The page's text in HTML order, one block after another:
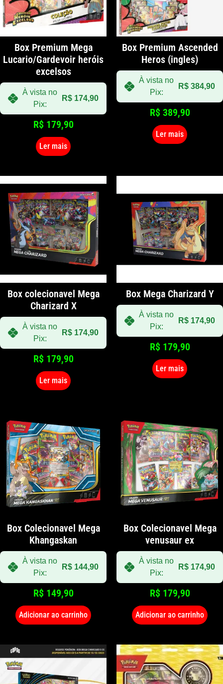
Box Premium Mega
Lucario/Gardevoir heróis
excelsos
À vista no
Pix:
R$ 174,90
R$ 179,90
Ler mais
Box Premium Ascended
Heros (ingles)
À vista no
Pix:
R$ 384,90
R$ 389,90
Ler mais
Box colecionavel Mega
Charizard X
À vista no
Pix:
R$ 174,90
R$ 179,90
Ler mais
Box Mega Charizard Y
À vista no
Pix:
R$ 174,90
R$ 179,90
Ler mais
Box Colecionavel Mega
Khangaskan
À vista no
Pix:
R$ 144,90
R$ 149,90
Adicionar ao carrinho
Box Colecionavel Mega
venusaur ex
À vista no
Pix:
R$ 174,90
R$ 179,90
Adicionar ao carrinho